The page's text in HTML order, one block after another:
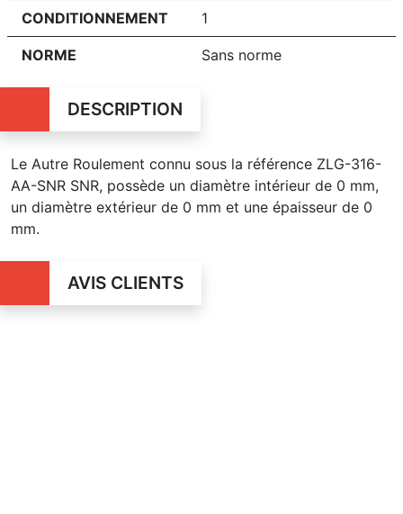
CONDITIONNEMENT 1
NORME Sans norme
DESCRIPTION
Le Autre Roulement connu sous la référence ZLG-316-
AA-SNR SNR, possède un diamètre intérieur de 0 mm,
un diamètre extérieur de 0 mm et une épaisseur de 0
mm.
AVIS CLIENTS